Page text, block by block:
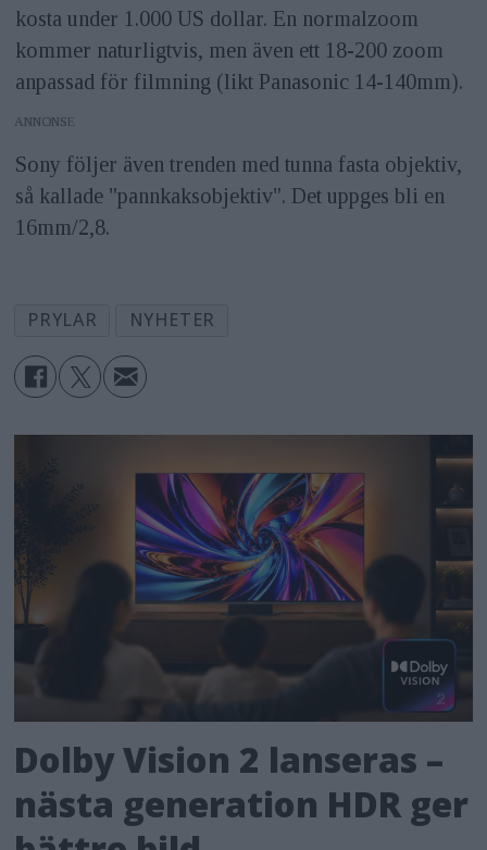
kosta under 1.000 US dollar. En normalzoom
kommer naturligtvis, men även ett 18-200 zoom
anpassad för filmning (likt Panasonic 14-140mm).
ANNONS
Sony följer även trenden med tunna fasta objektiv,
så kallade "pannkaksobjektiv". Det uppges bli en
16mm/2,8.
PRYLAR NYHETER
Dolby Vision 2 lanseras –
nästa generation HDR ger